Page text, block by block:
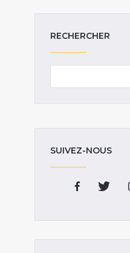
RECHERCHER
SUIVEZ-NOUS